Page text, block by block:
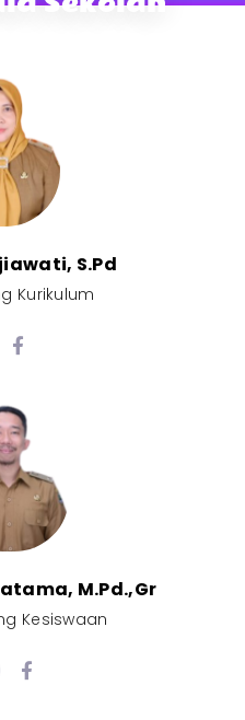
S.Pd
Kurikulum
M.Pd.,Gr​
Kesiswaan​